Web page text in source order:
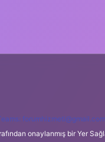
forumhizmeti@gmail.com
onaylanmış bir Yer